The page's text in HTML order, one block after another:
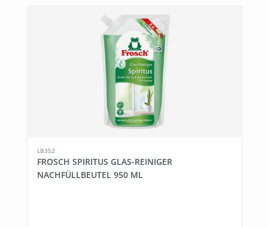
LB352
FROSCH SPIRITUS GLAS-REINIGER
NACHFÜLLBEUTEL 950 ML